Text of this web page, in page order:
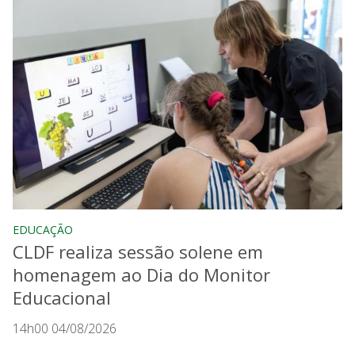
EDUCAÇÃO
CLDF realiza sessão solene em
homenagem ao Dia do Monitor
Educacional
14h00 04/08/2026